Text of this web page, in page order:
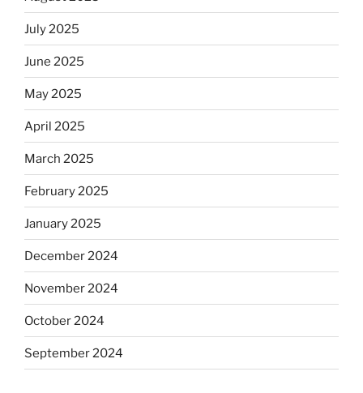
July 2025
June 2025
May 2025
April 2025
March 2025
February 2025
January 2025
December 2024
November 2024
October 2024
September 2024